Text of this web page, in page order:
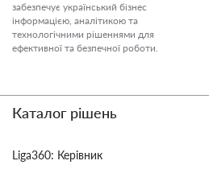
забезпечує український бізнес
інформацією, аналітикою та
технологічними рішеннями для
ефективної та безпечної роботи.
Каталог рішень
Liga360: Керівник